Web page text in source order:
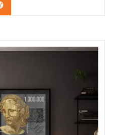
Confira os modelos